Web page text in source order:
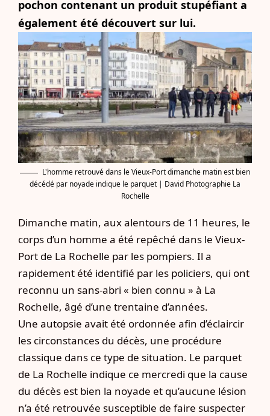
pochon contenant un produit stupéfiant a
également été découvert sur lui.
L'homme retrouvé dans le Vieux-Port dimanche matin est bien
décédé par noyade indique le parquet | David Photographie La
Rochelle
Dimanche matin, aux alentours de 11 heures, le
corps d’un homme a été repêché dans le Vieux-
Port de La Rochelle par les pompiers. Il a
rapidement été identifié par les policiers, qui ont
reconnu un sans-abri « bien connu » à La
Rochelle, âgé d’une trentaine d’années.
Une autopsie avait été ordonnée afin d’éclaircir
les circonstances du décès, une procédure
classique dans ce type de situation. Le parquet
de La Rochelle indique ce mercredi que la cause
du décès est bien la noyade et qu’aucune lésion
n’a été retrouvée susceptible de faire suspecter